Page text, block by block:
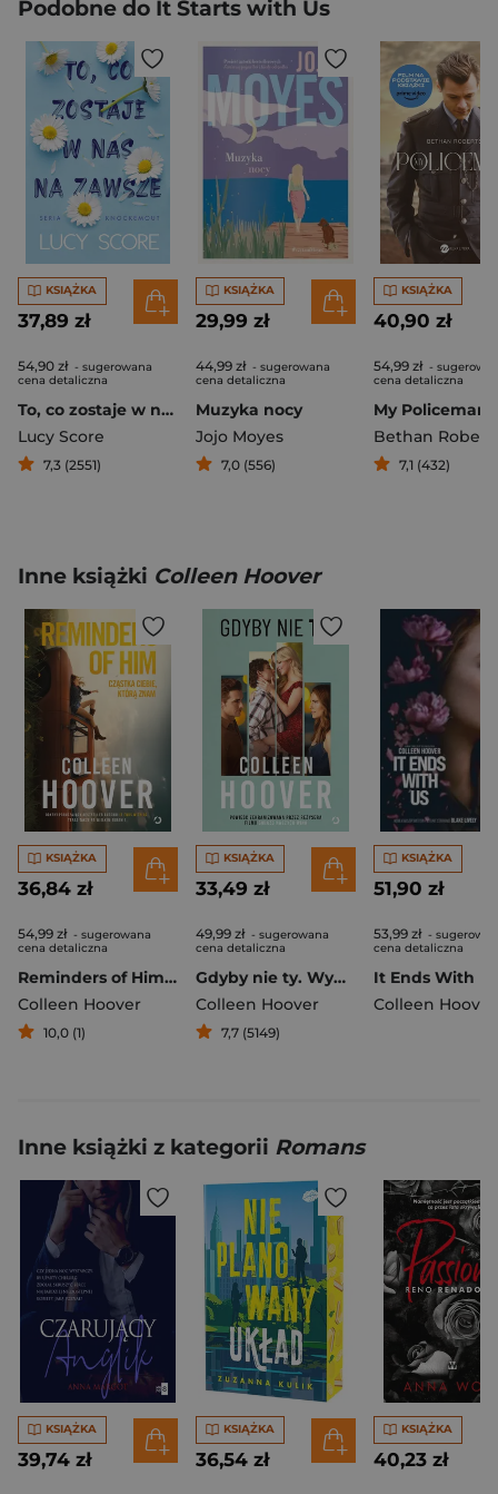
Podobne do It Starts with Us
KSIĄŻKA
37,89 zł
54,90 zł - sugerowana
cena detaliczna
To, co zostaje w nas na zawsze
Lucy Score
7,3 (2551)
KSIĄŻKA
29,99 zł
44,99 zł - sugerowana
cena detaliczna
Muzyka nocy
Jojo Moyes
7,0 (556)
KSIĄŻKA
40,90 zł
54,99 zł -
cena detaliczna
My Policeman
Bethan
7,1 (432)
Inne książki Colleen Hoover
KSIĄŻKA
36,84 zł
54,99 zł - sugerowana
cena detaliczna
Reminders of Him. Cząstka ciebie, którą znam (wydanie filmowe)
Colleen Hoover
10,0 (1)
KSIĄŻKA
33,49 zł
49,99 zł - sugerowana
cena detaliczna
Gdyby nie ty. Wydanie filmowe
Colleen Hoover
7,7 (5149)
KSIĄŻKA
51,90 zł
53,99 zł -
cena detaliczna
Colleen Hoover
Inne książki z kategorii Romans
KSIĄŻKA
39,74 zł
KSIĄŻKA
36,54 zł
KSIĄŻKA
40,23 zł